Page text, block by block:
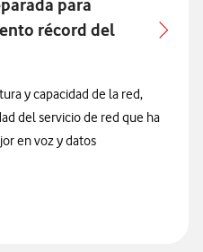
para
récord del
y capacidad de la red,
del servicio de red que ha
en voz y datos